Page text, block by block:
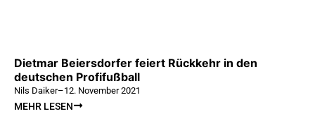
Dietmar Beiersdorfer feiert Rückkehr in den
deutschen Profifußball
Nils Daiker–12. November 2021
MEHR LESEN